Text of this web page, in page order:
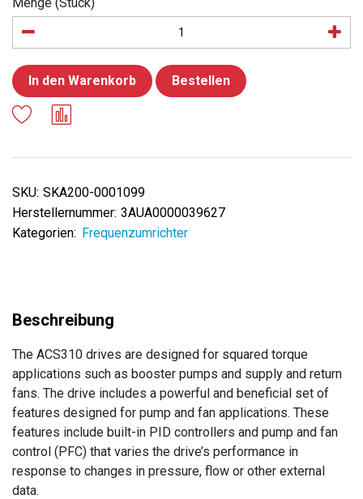
In den Warenkorb Bestellen
SKU: SKA200-0001099
Herstellernummer: 3AUA0000039627
Kategorien: Frequenzumrichter
The ACS310 drives are designed for squared torque
applications such as booster pumps and supply and return
fans. The drive includes a powerful and beneficial set of
features designed for pump and fan applications. These
features include built-in PID controllers and pump and fan
control (PFC) that varies the drive’s performance in
response to changes in pressure, flow or other external
data.